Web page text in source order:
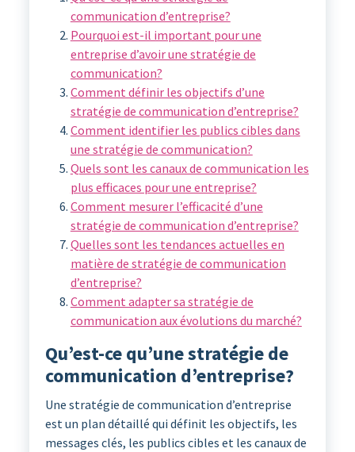
communication d’entreprise?
Pourquoi est-il important pour une
entreprise d’avoir une stratégie de
communication?
Comment définir les objectifs d’une
stratégie de communication d’entreprise?
Comment identifier les publics cibles dans
une stratégie de communication?
Quels sont les canaux de communication les
plus efficaces pour une entreprise?
Comment mesurer l’efficacité d’une
stratégie de communication d’entreprise?
Quelles sont les tendances actuelles en
matière de stratégie de communication
d’entreprise?
Comment adapter sa stratégie de
communication aux évolutions du marché?
Qu’est-ce qu’une stratégie de
communication d’entreprise?
Une stratégie de communication d’entreprise
est un plan détaillé qui définit les objectifs, les
messages clés, les publics cibles et les canaux de